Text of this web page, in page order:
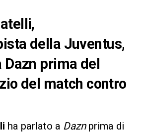
della Juventus,
Dazn prima del
del match contro
ha parlato a Daznprima di